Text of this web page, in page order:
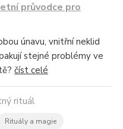
průvodce pro
únavu, vnitřní neklid
stejné problémy ve
číst celé
Rituály a magie